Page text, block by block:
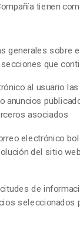
tienen
generales sobre
que
al usuario
anuncios
asociados
electrónico
del sitio
de
seleccionados